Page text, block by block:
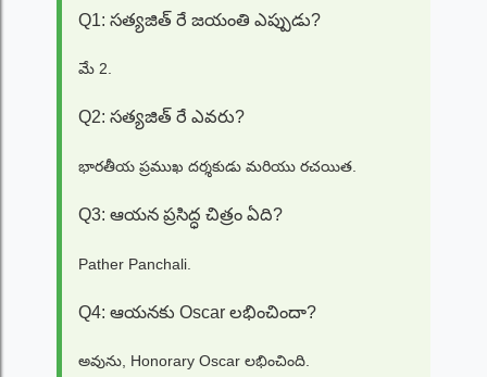
Q1: సత్యజిత్ రే జయంతి ఎప్పుడు?
మే 2.
Q2: సత్యజిత్ రే ఎవరు?
భారతీయ ప్రముఖ దర్శకుడు మరియు రచయిత.
Q3: ఆయన ప్రసిద్ధ చిత్రం ఏది?
Pather Panchali.
Q4: ఆయనకు Oscar లభించిందా?
అవును, Honorary Oscar లభించింది.